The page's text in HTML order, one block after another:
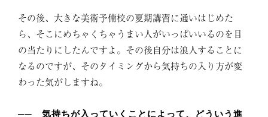
その後、大きな美術予備校の夏期講習に通いはじめた
ら、そこにめちゃくちゃうまい人がいっぱいいるのを目
の当たりにしたんですよ。その後自分は浪人することに
なるのですが、そのタイミングから気持ちの入り方が変
わった気がしますね。
── 気持ちが入っていくことによって、どういう進